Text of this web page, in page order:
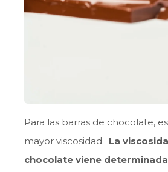
Para las barras de chocolate,
mayor viscosidad. La
chocolate viene